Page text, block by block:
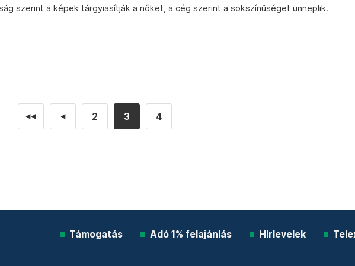
szerint a képek tárgyiasítják a nőket, a cég szerint a sokszínűséget ünneplik.
◄◄ ◄ 2 3 4
Támogatás Adó 1% felajánlás Hírlevelek